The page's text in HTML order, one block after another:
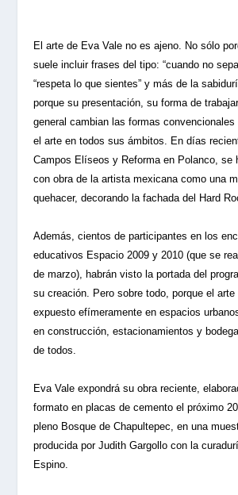
El arte de Eva Vale no es ajeno. No sólo
suele incluir frases del tipo: “cuando no
“respeta lo que sientes” y más de la
porque su presentación, su forma de
general cambian las formas
el arte en todos sus ámbitos. En días
Campos Elíseos y Reforma en Polanco, se
con obra de la artista mexicana como una
quehacer, decorando la fachada del Hard
Además, cientos de participantes en los
educativos Espacio 2009 y 2010 (que se
de marzo), habrán visto la portada del
su creación. Pero sobre todo, porque el arte
expuesto efímeramente en espacios
en construcción, estacionamientos y
de todos.
Eva Vale expondrá su obra reciente,
formato en placas de cemento el próximo
pleno Bosque de Chapultepec, en una
producida por Judith Gargollo con la
Espino.